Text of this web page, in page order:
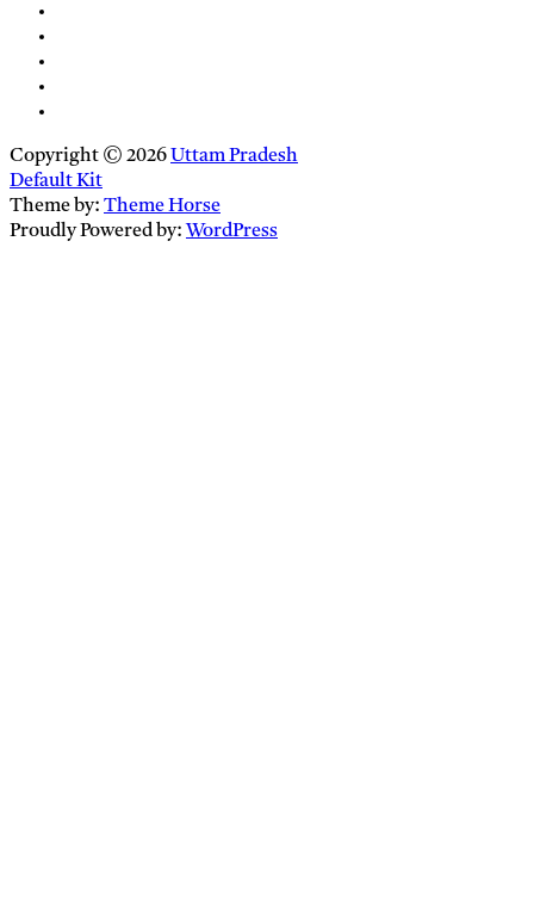
Copyright © 2026 Uttam Pradesh
Default Kit
Theme by: Theme Horse
Proudly Powered by: WordPress